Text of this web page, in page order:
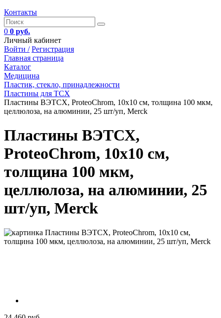
Контакты
0 0 руб.
Личный кабинет
Войти / Регистрация
Главная страница
Каталог
Медицина
Пластик, стекло, принадлежности
Пластины для ТСХ
Пластины ВЭТСХ, ProteoChrom, 10х10 см, толщина 100 мкм,
целлюлоза, на алюминии, 25 шт/уп, Merck
Пластины ВЭТСХ,
ProteoChrom, 10х10 см,
толщина 100 мкм,
целлюлоза, на алюминии, 25
шт/уп, Merck